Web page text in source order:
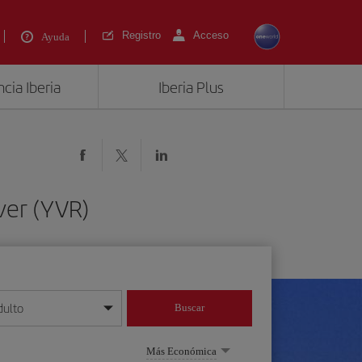
Ayuda Registro Acceso
Iberia Iberia Plus
(YVR)
mes/año
Buscar
Más Económica